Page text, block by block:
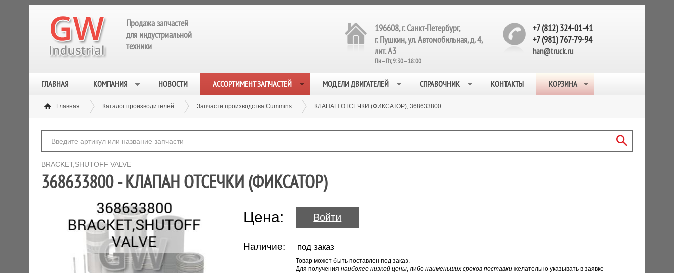
Продажа запчастей
для индустриальной
техники
196608, г. Санкт-Петербург,
г. Пушкин, ул. Автомобильная, д. 4,
лит. А3
Пн—Пт, 9:30—18:00
+7 (812) 324-01-41
+7 (981) 767-79-94
han@truck.ru
ГЛАВНАЯ КОМПАНИЯ НОВОСТИ АССОРТИМЕНТ ЗАПЧАСТЕЙ МОДЕЛИ ДВИГАТЕЛЕЙ СПРАВОЧНИК КОНТАКТЫ КОРЗИНА
Главная Каталог производителей Запчасти производства Cummins КЛАПАН ОТСЕЧКИ (ФИКСАТОР), 368633800
BRACKET,SHUTOFF VALVE
368633800 - КЛАПАН ОТСЕЧКИ (ФИКСАТОР)
Цена: Войти
Наличие: под заказ
Товар может быть поставлен под заказ.
Для получениянаиболее низкой цены, либонаименьших сроков поставки желательно указывать в заявке